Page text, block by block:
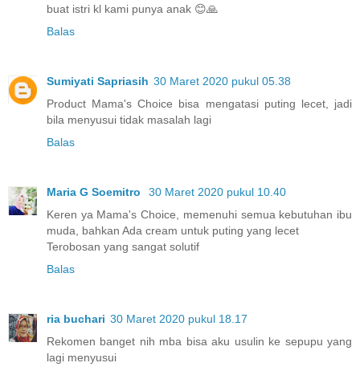
buat istri kl kami punya anak 😊🙏
Balas
Sumiyati Sapriasih 30 Maret 2020 pukul 05.38
Product Mama's Choice bisa mengatasi puting lecet, jadi
bila menyusui tidak masalah lagi
Balas
Maria G Soemitro
30 Maret 2020 pukul 10.40
Keren ya Mama's Choice, memenuhi semua kebutuhan ibu
muda, bahkan Ada cream untuk puting yang lecet
Terobosan yang sangat solutif
Balas
ria buchari 30 Maret 2020 pukul 18.17
Rekomen banget nih mba bisa aku usulin ke sepupu yang
lagi menyusui